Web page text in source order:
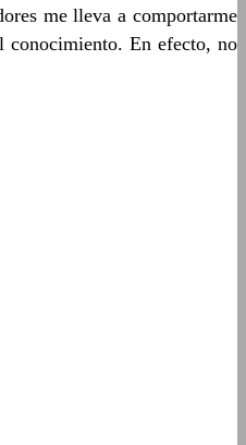
me lleva a comportarme
conocimiento. En efecto, no